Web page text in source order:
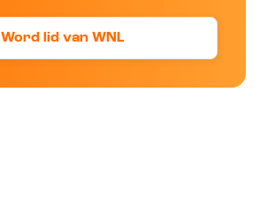
Word lid van WNL